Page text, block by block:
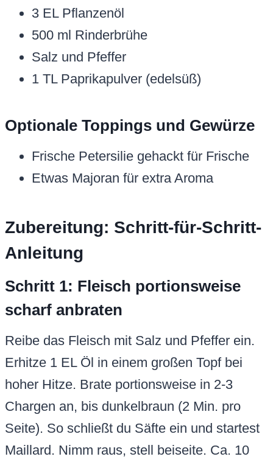
3 EL Pflanzenöl
500 ml Rinderbrühe
Salz und Pfeffer
1 TL Paprikapulver (edelsüß)
Optionale Toppings und Gewürze
Frische Petersilie gehackt für Frische
Etwas Majoran für extra Aroma
Zubereitung: Schritt-für-Schritt-
Anleitung
Schritt 1: Fleisch portionsweise
scharf anbraten
Reibe das Fleisch mit Salz und Pfeffer ein.
Erhitze 1 EL Öl in einem großen Topf bei
hoher Hitze. Brate portionsweise in 2-3
Chargen an, bis dunkelbraun (2 Min. pro
Seite). So schließt du Säfte ein und startest
Maillard. Nimm raus, stell beiseite. Ca. 10